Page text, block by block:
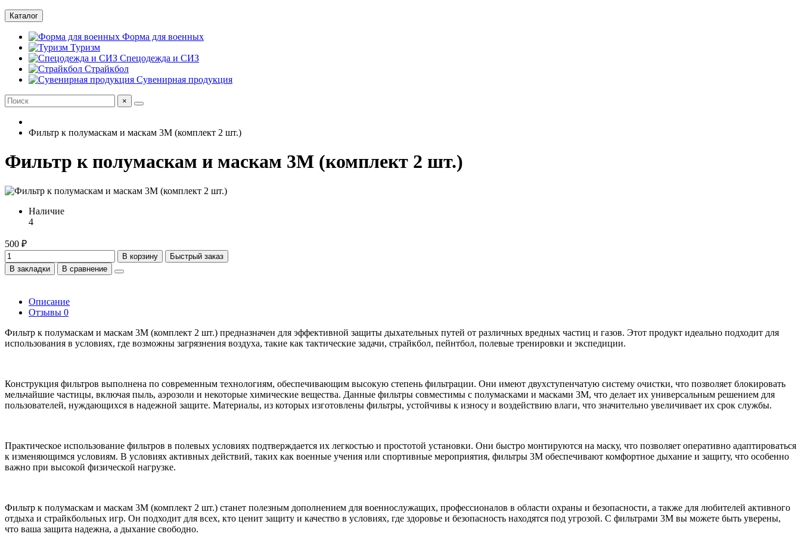
Каталог
Форма для военных
Туризм
Спецодежда и СИЗ
Страйкбол
Сувенирная продукция
×
Фильтр к полумаскам и маскам 3M (комплект 2 шт.)
Фильтр к полумаскам и маскам 3M (комплект 2 шт.)
Наличие
4
500 ₽
В корзину
Быстрый заказ
В закладки
В сравнение
Описание
Отзывы 0
Фильтр к полумаскам и маскам 3M (комплект 2 шт.) предназначен для эффективной защиты дыхательных путей от различных вредных частиц и газов. Этот продукт идеально подходит для
использования в условиях, где возможны загрязнения воздуха, такие как тактические задачи, страйкбол, пейнтбол, полевые тренировки и экспедиции.
Конструкция фильтров выполнена по современным технологиям, обеспечивающим высокую степень фильтрации. Они имеют двухступенчатую систему очистки, что позволяет блокировать
мельчайшие частицы, включая пыль, аэрозоли и некоторые химические вещества. Данные фильтры совместимы с полумасками и масками 3M, что делает их универсальным решением для
пользователей, нуждающихся в надежной защите. Материалы, из которых изготовлены фильтры, устойчивы к износу и воздействию влаги, что значительно увеличивает их срок службы.
Практическое использование фильтров в полевых условиях подтверждается их легкостью и простотой установки. Они быстро монтируются на маску, что позволяет оперативно адаптироваться
к изменяющимся условиям. В условиях активных действий, таких как военные учения или спортивные мероприятия, фильтры 3M обеспечивают комфортное дыхание и защиту, что особенно
важно при высокой физической нагрузке.
Фильтр к полумаскам и маскам 3M (комплект 2 шт.) станет полезным дополнением для военнослужащих, профессионалов в области охраны и безопасности, а также для любителей активного
отдыха и страйкбольных игр. Он подходит для всех, кто ценит защиту и качество в условиях, где здоровье и безопасность находятся под угрозой. С фильтрами 3M вы можете быть уверены,
что ваша защита надежна, а дыхание свободно.